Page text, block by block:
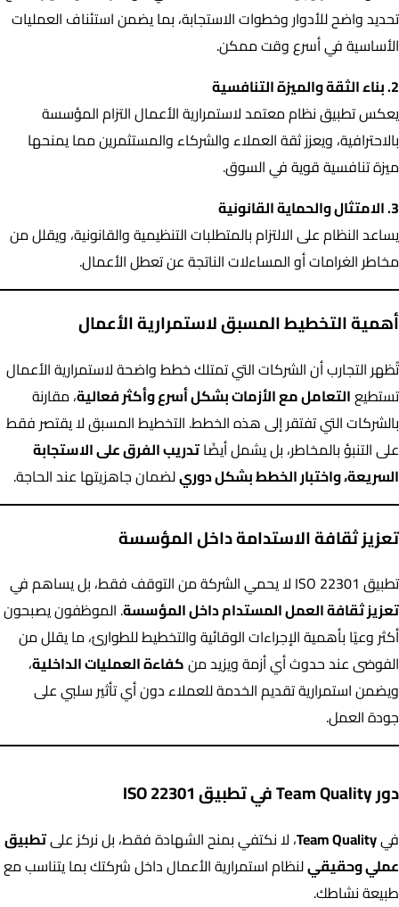
تحديد واضح للأدوار وخطوات الاستجابة، بما يضمن استئناف العمليات
الأساسية في أسرع وقت ممكن.
2. بناء الثقة والميزة التنافسية
يعكس تطبيق نظام معتمد لاستمرارية الأعمال التزام المؤسسة
بالاحترافية، ويعزز ثقة العملاء والشركاء والمستثمرين مما يمنحها
ميزة تنافسية قوية في السوق.
3. الامتثال والحماية القانونية
يساعد النظام على الالتزام بالمتطلبات التنظيمية والقانونية، ويقلل من
مخاطر الغرامات أو المساءلات الناتجة عن تعطل الأعمال.
أهمية التخطيط المسبق لاستمرارية الأعمال
تُظهر التجارب أن الشركات التي تمتلك خطط واضحة لاستمرارية الأعمال
تستطيعالتعامل مع الأزمات بشكل أسرع وأكثر فعالية، مقارنة
بالشركات التي تفتقر إلى هذه الخطط. التخطيط المسبق لا يقتصر فقط
على التنبؤ بالمخاطر، بل يشمل أيضًاتدريب الفرق على الاستجابة
السريعة، واختبار الخطط بشكل دوريلضمان جاهزيتها عند الحاجة.
تعزيز ثقافة الاستدامة داخل المؤسسة
تطبيق ISO 22301 لا يحمي الشركة من التوقف فقط، بل يساهم في
تعزيز ثقافة العمل المستدام داخل المؤسسة. الموظفون يصبحون
أكثر وعيًا بأهمية الإجراءات الوقائية والتخطيط للطوارئ، ما يقلل من
الفوضى عند حدوث أي أزمة ويزيد منكفاءة العمليات الداخلية،
ويضمن استمرارية تقديم الخدمة للعملاء دون أي تأثير سلبي على
جودة العمل.
دور Team Quality في تطبيق ISO 22301
فيTeam Quality، لا نكتفي بمنح الشهادة فقط، بل نركز علىتطبيق
عملي وحقيقيلنظام استمرارية الأعمال داخل شركتك بما يتناسب مع
طبيعة نشاطك.